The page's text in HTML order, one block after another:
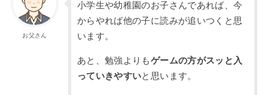
お父さん
小学生や幼稚園のお子さんであれば、今
からやれば他の子に読みが追いつくと思
います。
あと、勉強よりもゲームの方がスッと入
っていきやすいと思います。